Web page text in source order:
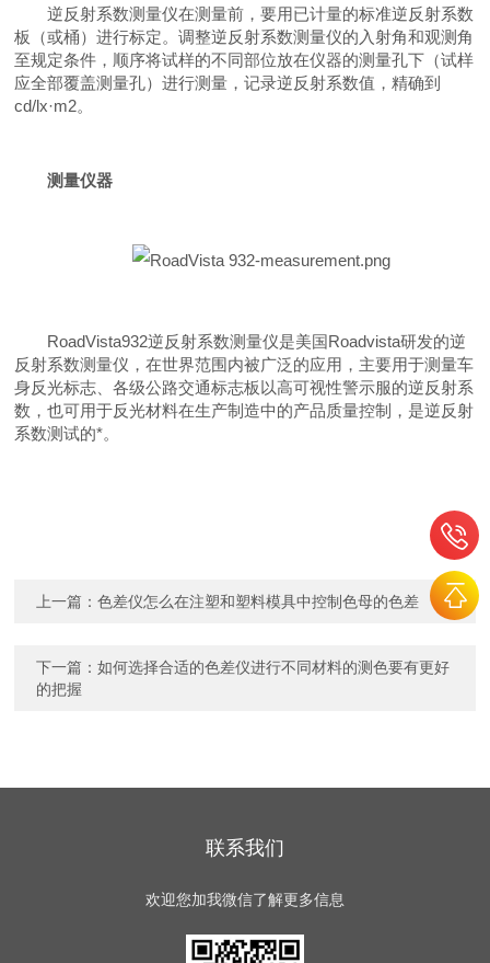
逆反射系数测量仪在测量前，要用已计量的标准逆反射系数
板（或桶）进行标定。调整逆反射系数测量仪的入射角和观测角
至规定条件，顺序将试样的不同部位放在仪器的测量孔下（试样
应全部覆盖测量孔）进行测量，记录逆反射系数值，精确到
cd/lx·m2。
测量仪器
RoadVista932逆反射系数测量仪是美国Roadvista研发的逆
反射系数测量仪，在世界范围内被广泛的应用，主要用于测量车
身反光标志、各级公路交通标志板以高可视性警示服的逆反射系
数，也可用于反光材料在生产制造中的产品质量控制，是逆反射
系数测试的*。
上一篇：色差仪怎么在注塑和塑料模具中控制色母的色差
下一篇：如何选择合适的色差仪进行不同材料的测色要有更好
的把握
联系我们
欢迎您加我微信了解更多信息